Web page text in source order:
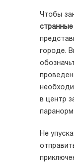
Чтобы
городе.
в центр
Не